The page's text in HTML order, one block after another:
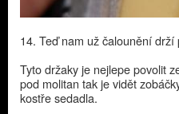
14. Teď nam už čalounění
Tyto držaky je nejlepe povolit
pod molitan tak je vidět
kostře sedadla.